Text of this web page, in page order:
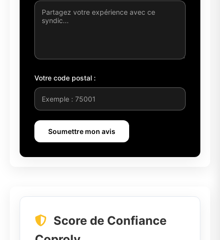
Votre code postal :
Soumettre mon avis
Score de Confiance